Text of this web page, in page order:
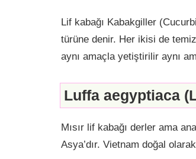
Lif kabağı Kabakgiller
türüne denir. Her ikisi de
aynı amaçla yetiştirilir aynı
Luffa aegyptiaca
Mısır lif kabağı derler ama
Asya’dır. Vietnam doğal